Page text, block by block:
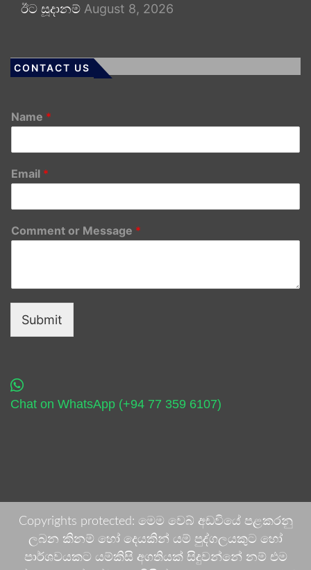
ඊට සූදානම් August 8, 2026
CONTACT US
Name *
Email *
Comment or Message *
Submit
Chat on WhatsApp (+94 77 359 6107)
Copyrights protected: මෙම වෙබ් අඩවියේ පළකරනු
ලබන කිනම් හෝ දෙයකින් යම් පුද්ගලයකුට හෝ
පාර්ශවයකට යම්කිසි අගතියක් සිදුවන්නේ නම් එම